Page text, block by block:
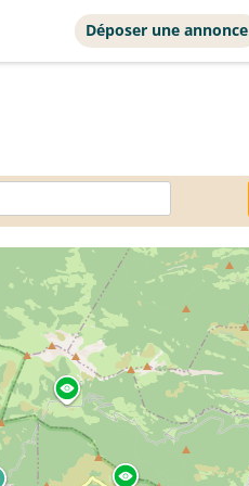
Déposer une annonce